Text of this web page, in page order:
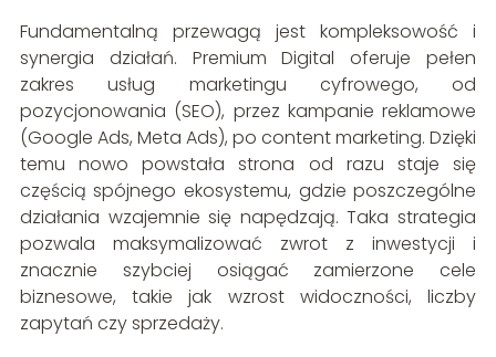
Fundamentalną przewagą jest kompleksowość i
synergia działań. Premium Digital oferuje pełen
zakres usług marketingu cyfrowego, od
pozycjonowania (SEO), przez kampanie reklamowe
(Google Ads, Meta Ads), po content marketing. Dzięki
temu nowo powstała strona od razu staje się
częścią spójnego ekosystemu, gdzie poszczególne
działania wzajemnie się napędzają. Taka strategia
pozwala maksymalizować zwrot z inwestycji i
znacznie szybciej osiągać zamierzone cele
biznesowe, takie jak wzrost widoczności, liczby
zapytań czy sprzedaży.